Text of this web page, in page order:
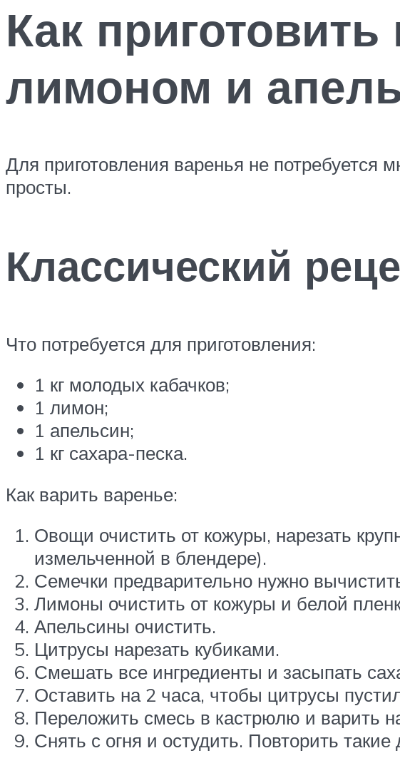
Как
лимоном и
Для приготовления варенья не потребуется
просты.
Классический
Что потребуется для приготовления:
1 кг молодых кабачков;
1 лимон;
1 апельсин;
1 кг сахара-песка.
Как варить варенье:
Овощи очистить от кожуры, нарезать
измельченной в блендере).
Семечки предварительно нужно
Лимоны очистить от кожуры и белой
Апельсины очистить.
Цитрусы нарезать кубиками.
Смешать все ингредиенты и засыпать
Оставить на 2 часа, чтобы цитрусы
Переложить смесь в кастрюлю и варить
Снять с огня и остудить. Повторить